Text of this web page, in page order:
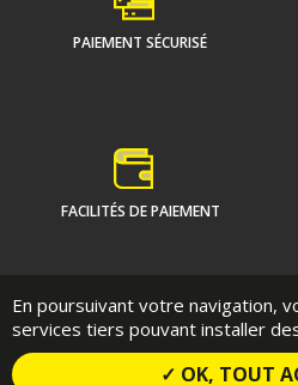
PAIEMENT SÉCURISÉ
FACILITÉS DE PAIEMENT
Qui sommes-nous ?
Communiqués de
Conditions
En poursuivant votre navigation,
services tiers pouvant installer
✓ OK, TOUT